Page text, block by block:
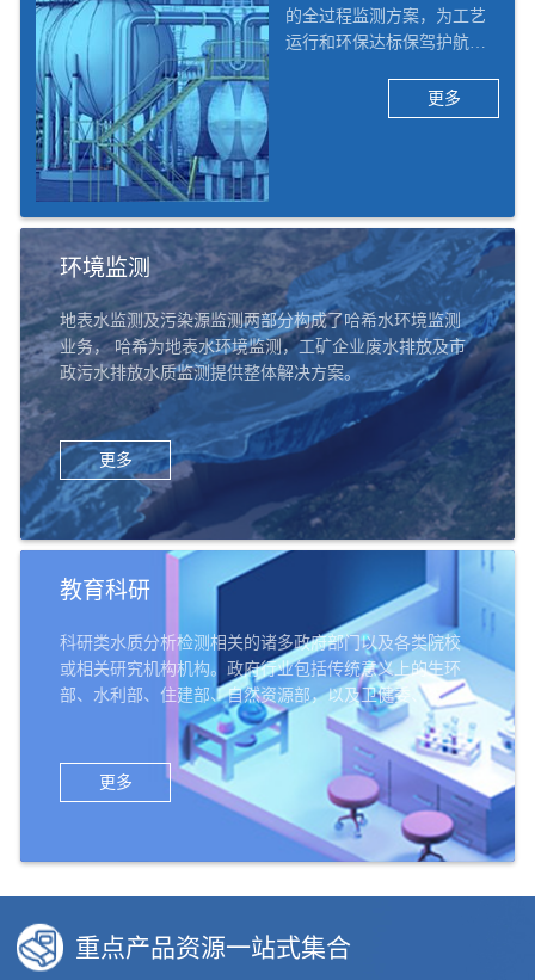
的全过程监测方案，为工艺
运行和环保达标保驾护航。
3个二级子行业，42个三级子
行业，例如化工、电力、矿
方案覆盖六大应用场景：除
盐水/脱盐水、凝结水回用、
汽水循环、循环冷却水、污
水处理及排口、实验室。
更多
环境监测
地表水监测及污染源监测两部分构成了哈希水环境监测
业务， 哈希为地表水环境监测，工矿企业废水排放及市
政污水排放水质监测提供整体解决方案。
更多
教育科研
科研类水质分析检测相关的诸多政府部门以及各类院校
或相关研究机构机构。政府行业包括传统意义上的生环
部、水利部、住建部、自然资源部，以及卫健委、农业
部、交通部、科技部、公检法、军队系统等；教育科研
机构机构，包括高校的环境类院系、给排水专业等，以
及环科院、中科院、农科院、林科院、水科院等科研机
构，还有中小学、幼儿园等教育机构。
更多
重点产品资源一站式集合